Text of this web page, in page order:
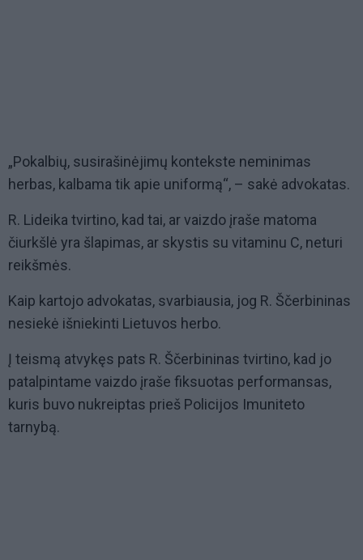
„Pokalbių, susirašinėjimų kontekste neminimas
herbas, kalbama tik apie uniformą“, – sakė advokatas.
R. Lideika tvirtino, kad tai, ar vaizdo įraše matoma
čiurkšlė yra šlapimas, ar skystis su vitaminu C, neturi
reikšmės.
Kaip kartojo advokatas, svarbiausia, jog R. Ščerbininas
nesiekė išniekinti Lietuvos herbo.
Į teismą atvykęs pats R. Ščerbininas tvirtino, kad jo
patalpintame vaizdo įraše fiksuotas performansas,
kuris buvo nukreiptas prieš Policijos Imuniteto
tarnybą.